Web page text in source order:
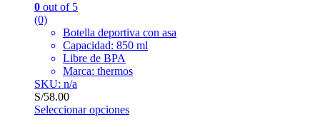
0 out of 5
(0)
Botella deportiva con asa
Capacidad: 850 ml
Libre de BPA
Marca: thermos
SKU: n/a
S/58.00
Seleccionar opciones